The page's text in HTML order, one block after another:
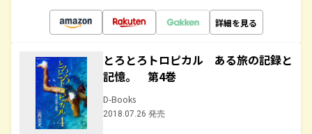
詳細を見る
とろとろトロピカル ある旅の記録と
記憶。 第4巻
D-Books
2018.07.26 発売